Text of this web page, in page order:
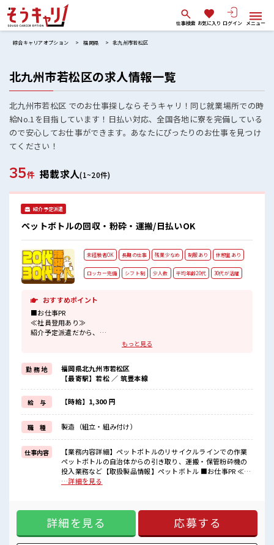
仕事検索 お気に入り ログイン メニュー
綜合キャリアオプション 福岡県 北九州市若松区
北九州市若松区の求人情報一覧
北九州市若松区 でのお仕事探しならそうキャリ！同じ就業場所での時
給No.1を目指しています！日払い対応、全国各地に寮を完備している
ので安心してお仕事ができます。あなたにぴったりのお仕事を見つけ
てください！
35件 掲載求人(1~20件)
紹介予定派遣
ペットボトルの回収・粉砕・運搬/日払いOK
未経験者OK 長期の仕事 残業少なめ 制服あり 休憩室あり
ロッカー完備 シフト制 少人数 平均年齢20代 30代が活躍
おすすめポイント
■お仕事PR
≪社員登用あり≫
紹介予定派遣だから、
自分に職場が合うかお試しできるのがウレシイPoint☆
残業はほとんどナシ！
場合によってはお願いすることもあります♪
≪機能的な制服アリ≫
制服があるので、
毎日の服装の悩み解消♪
≪初めての仕事だけど自分にもできそう≫
新しいことにチャレンジするのは不安だけど、
しっかり働く環境が整っています！
イチからスキルUP・ステップUP目指していきましょう！
■職場の雰囲気
一緒に働く仲間ともなじみやすい少人数の職場☆
活気あふれる20代活躍中の職場です☆
もっと見る
勤 務 地
福岡県北九州市若松区
【最寄駅】若松 ／ 筑豊本線
給 与 【時給】1,300 円
職 種 製造（組立・組み付け）
仕事内容
【業務内容詳細】ペットボトルのリサイクルラインでの作業
ペットボトルの自治体からの引き取り、運搬・保管粉砕機の
投入業務など【取扱製品情報】ペットボトル ■お仕事PR ≪社
員登用あり≫ 紹介予定派遣だから、 自分に職場が合うかお試
≪機能的な制服アリ≫ 制服があるので、 毎日の服装の悩み解
消♪ ≪初めての仕事だけど自分にもできそう≫ 新しいことに
チャレンジするのは不安だけど、 しっかり働く環境が整って
います！ イチからスキルUP・ステップUP目指していきまし
…詳細を見る
詳細を見る 応募する